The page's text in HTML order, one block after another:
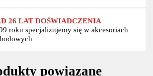
26 LAT DOŚWIADCZENIA
roku specjalizujemy się w akcesoriach
powiązane